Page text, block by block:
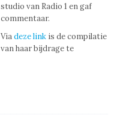
studio van Radio 1 en gaf
commentaar.
Viadeze link is de compilatie
van haar bijdrage te